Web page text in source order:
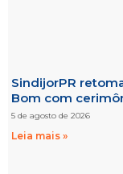
SindijorPR
Bom com
5 de agosto de 2026
Leia mais »